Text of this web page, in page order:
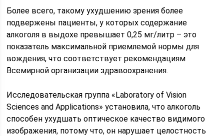
Более всего, такому ухудшению зрения более
подвержены пациенты, у которых содержание
алкоголя в выдохе превышает 0,25 мг/литр – это
показатель максимальной приемлемой нормы для
вождения, что соответствует рекомендациям
Всемирной организации здравоохранения.
Исследовательская группа «Laboratory of Vision
Sciences and Applications» установила, что алкоголь
способен ухудшать оптическое качество видимого
изображения, потому что, он нарушает целостность